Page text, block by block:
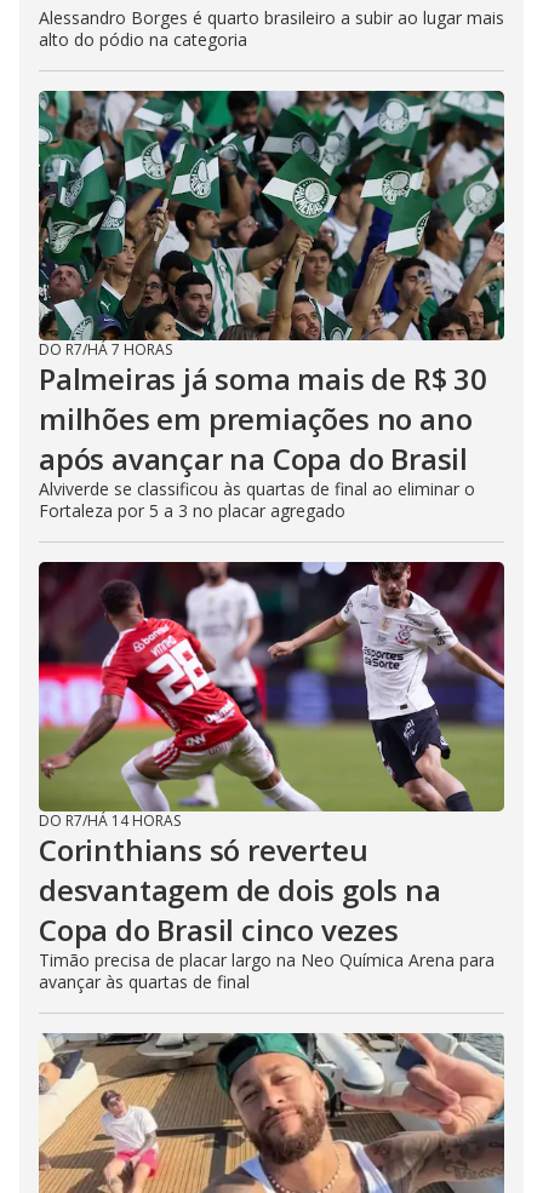
Alessandro Borges é quarto brasileiro a subir ao lugar mais
alto do pódio na categoria
DO R7/HÁ 7 HORAS
Palmeiras já soma mais de R$ 30
milhões em premiações no ano
após avançar na Copa do Brasil
Alviverde se classificou às quartas de final ao eliminar o
Fortaleza por 5 a 3 no placar agregado
DO R7/HÁ 14 HORAS
Corinthians só reverteu
desvantagem de dois gols na
Copa do Brasil cinco vezes
Timão precisa de placar largo na Neo Química Arena para
avançar às quartas de final